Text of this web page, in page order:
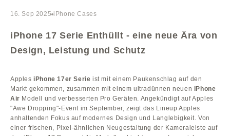
16. Sep 2025 iPhone Cases
iPhone 17 Serie Enthüllt - eine neue Ära von
Design, Leistung und Schutz
Apples iPhone 17er Serie ist mit einem Paukenschlag auf den
Markt gekommen, zusammen mit einem ultradünnen neuen iPhone
Air Modell und verbesserten Pro Geräten. Angekündigt auf Apples
"Awe Dropping"-Event im September, zeigt das Lineup Apples
anhaltenden Fokus auf modernes Design und Langlebigkeit. Von
einer frischen, Pixel-ähnlichen Neugestaltung der Kameraleiste auf